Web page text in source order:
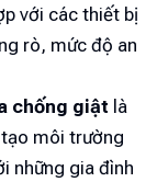
với các thiết bị
rò, mức độ an
chống giật là
môi trường
những gia đình